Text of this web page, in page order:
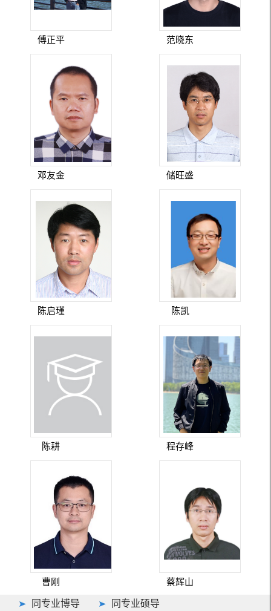
傅正平 范晓东
邓友金 储旺盛
陈启瑾 陈凯
陈耕 程存峰
曹刚 蔡辉山
同专业博导 同专业硕导